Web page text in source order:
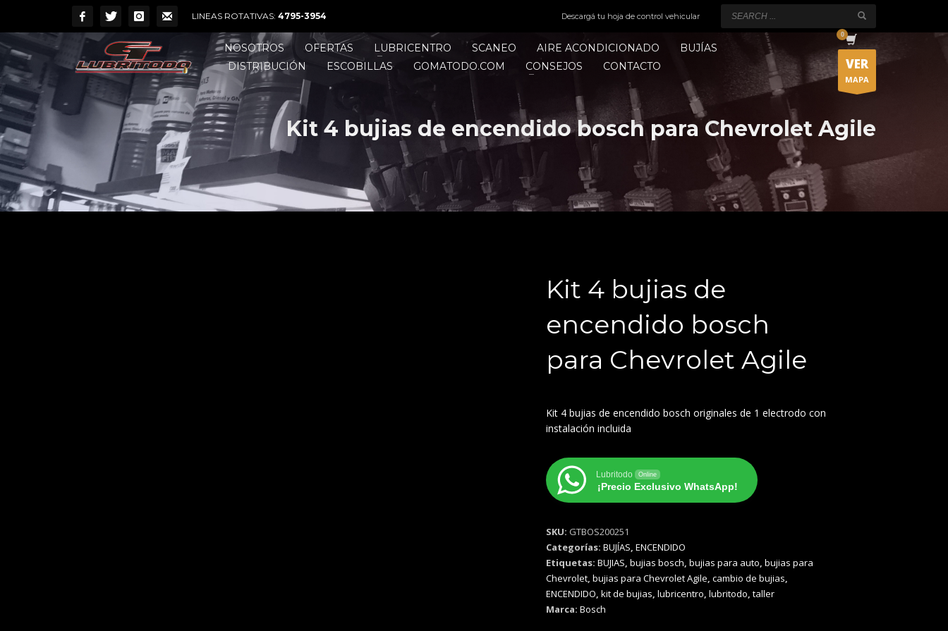
LINEAS ROTATIVAS: 4795-3954 Descargá tu hoja de control vehicular
NOSOTROS OFERTAS LUBRICENTRO SCANEO AIRE ACONDICIONADO
BUJÍAS
DISTRIBUCIÓN
ESCOBILLAS GOMATODO.COM CONSEJOS CONTACTO VER
MAPA
Kit 4 bujias de encendido bosch para Chevrolet Agile
Kit 4 bujias de
encendido bosch
para Chevrolet Agile
Kit 4 bujias de encendido bosch originales de 1 electrodo con
instalación incluida
Lubritodo Online
¡Precio Exclusivo WhatsApp!
SKU: GTBOS200251
Categorías: BUJÍAS, ENCENDIDO
Etiquetas: BUJIAS, bujias bosch, bujias para auto, bujias para
Chevrolet, bujias para Chevrolet Agile, cambio de bujias,
ENCENDIDO, kit de bujias, lubricentro, lubritodo, taller
Marca: Bosch